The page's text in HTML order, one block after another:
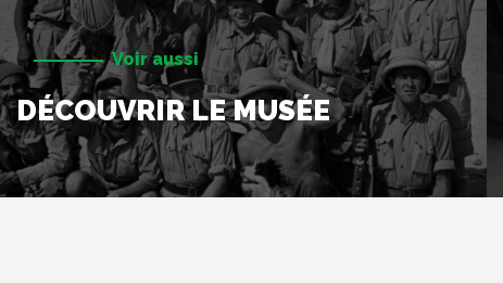
Voir aussi
DÉCOUVRIR LE MUSÉE